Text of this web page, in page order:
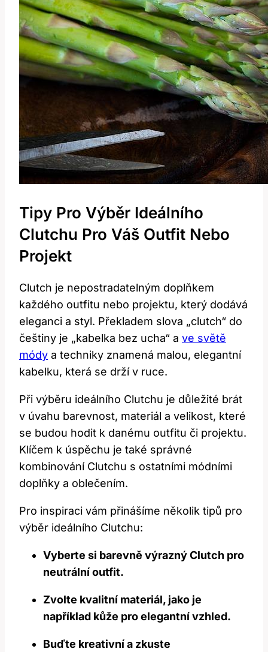
Tipy Pro Výběr Ideálního
Clutchu Pro Váš Outfit Nebo
Projekt
Clutch je nepostradatelným doplňkem
každého outfitu nebo projektu, který dodává
eleganci a styl. Překladem slova „clutch“ do
češtiny je „kabelka bez ucha“ a ve světě
módy a techniky znamená malou, elegantní
kabelku, která se drží v ruce.
Při výběru ideálního Clutchu je důležité brát
v úvahu barevnost, materiál a velikost, které
se budou hodit k danému outfitu či projektu.
Klíčem k úspěchu je také správné
kombinování Clutchu s ostatními módními
doplňky a oblečením.
Pro inspiraci vám přinášíme několik tipů pro
výběr ideálního Clutchu:
Vyberte si barevně výrazný Clutch pro
neutrální outfit.
Zvolte kvalitní materiál, jako je
například kůže pro elegantní vzhled.
Buďte kreativní a zkuste